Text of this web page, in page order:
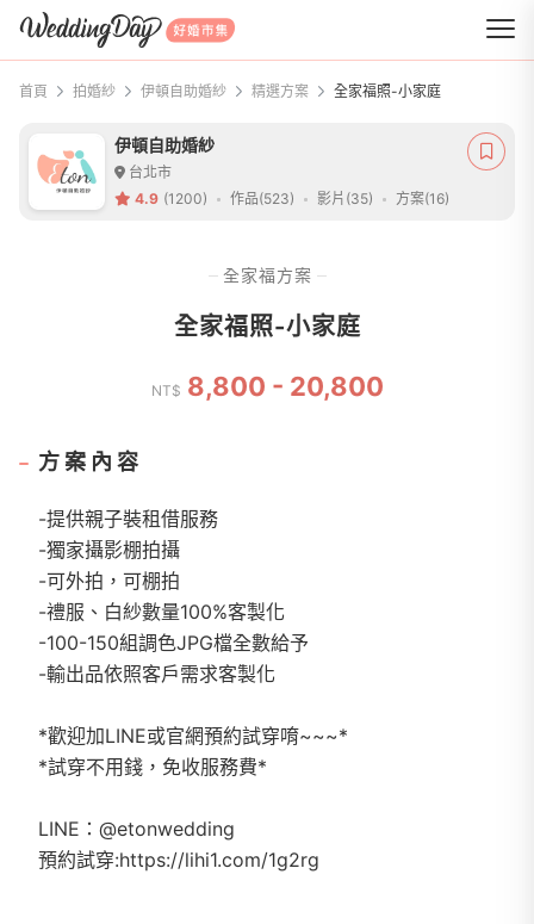
WeddingDay 好婚市集
首頁 拍婚紗 伊頓自助婚紗 精選方案 全家福照-小家庭
伊頓自助婚紗
台北市
4.9 (1200) 作品(523) 影片(35) 方案(16)
全家福方案
全家福照-小家庭
NT$ 8,800 - 20,800
方案內容
-提供親子裝租借服務
-獨家攝影棚拍攝
-可外拍，可棚拍
-禮服、白紗數量100%客製化
-100-150組調色JPG檔全數給予
-輸出品依照客戶需求客製化
*歡迎加LINE或官網預約試穿唷~~~*
*試穿不用錢，免收服務費*
LINE：@etonwedding
預約試穿:https://lihi1.com/1g2rg